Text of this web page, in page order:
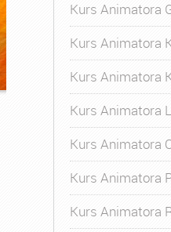
Kurs Animatora
Kurs Animatora
Kurs Animatora
Kurs Animatora
Kurs Animatora
Kurs Animatora
Kurs Animatora